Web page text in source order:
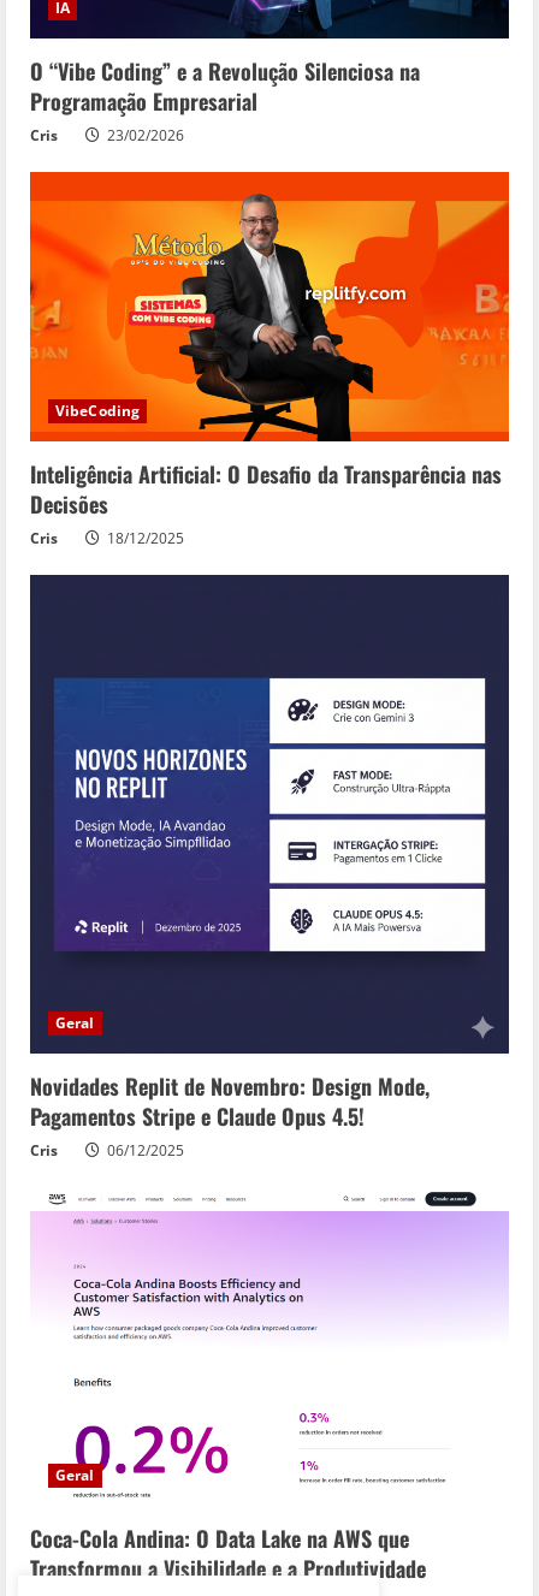
IA
O “Vibe Coding” e a Revolução Silenciosa na
Programação Empresarial
Cris 23/02/2026
VibeCoding
Inteligência Artificial: O Desafio da Transparência nas
Decisões
Cris 18/12/2025
Geral
Novidades Replit de Novembro: Design Mode,
Pagamentos Stripe e Claude Opus 4.5!
Cris 06/12/2025
Geral
Coca-Cola Andina: O Data Lake na AWS que
Transformou a Visibilidade e a Produtividade